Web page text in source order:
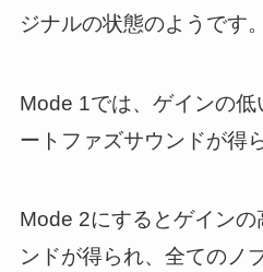
ジナルの状態のようです。
Mode 1では、ゲインの
ートファズサウンドが得
Mode 2にするとゲイン
ンドが得られ、全てのノ